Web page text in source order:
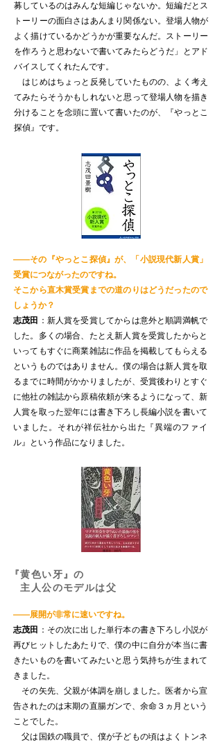
募しているのはみんな短編じゃないか。短編だとス
トーリーの面白さはあんまり関係ない。登場人物が
よく描けているかどうかが重要なんだ。ストーリー
を作ろうと思わないで書いてみたらどうだ」とアド
バイスしてくれたんです。
はじめはちょっと反発していたものの、よく考え
てみたらそうかもしれないと思って登場人物を描き
分けることを念頭に置いて書いたのが、『やっとこ
探偵』です。
——その『やっとこ探偵』が、「小説現代新人賞」
受賞につながったのですね。
そこから直木賞受賞までの道のりはどうだったので
しょうか？
志茂田 ：新人賞を受賞してからは意外と順調満帆で
した。多くの場合、たとえ新人賞を受賞したからと
いってもすぐに商業雑誌に作品を掲載してもらえる
というものではありません。僕の場合は新人賞を取
るまでに時間がかかりましたが、受賞後わりとすぐ
に他社の雑誌から原稿依頼が来るようになって、新
人賞を取った翌年には書き下ろし長編小説を書いて
いました。それが祥伝社から出た『異端のファイ
ル』という作品になりました。
『黄色い牙』の
主人公のモデルは父
——展開が非常に速いですね。
志茂田 ：その次に出した単行本の書き下ろし小説が
再びヒットしたあたりで、僕の中に自分が本当に書
きたいものを書いてみたいと思う気持ちが生まれて
きました。
その矢先、父親が体調を崩しました。医者から宣
告されたのは末期の直腸ガンで、余命３ヵ月という
ことでした。
父は国鉄の職員で、僕が子どもの頃はよくトンネ